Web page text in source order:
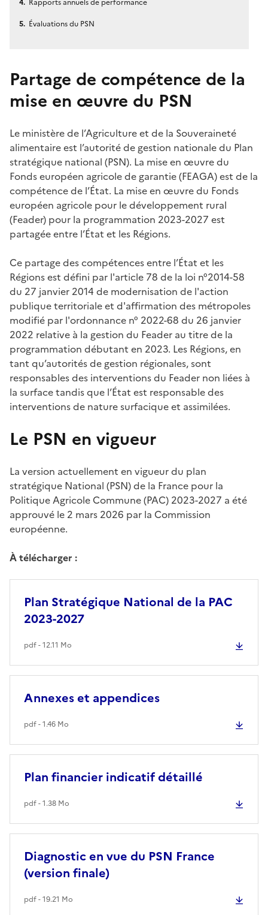
Évaluations du PSN
Partage de compétence de la
mise en œuvre du PSN
Le ministère de l’Agriculture et de la Souveraineté
alimentaire est l’autorité de gestion nationale du Plan
stratégique national (PSN). La mise en œuvre du
Fonds européen agricole de garantie (FEAGA)est de la
compétence de l’État. La mise en œuvre du Fonds
européen agricole pour le développement rural
(Feader) pour la programmation 2023-2027 est
partagée entre l’État et les Régions.
Ce partage des compétences entre l’État et les
Régions est défini par l'article 78 de la loi n°2014-58
du 27 janvier 2014 de modernisation de l'action
publique territoriale et d'affirmation des métropoles
modifié par l'ordonnance n° 2022-68 du 26 janvier
2022 relative à la gestion du Feader au titre de la
programmation débutant en 2023. Les Régions, en
tant qu’autorités de gestion régionales, sont
responsables des interventions du Feader non liées à
la surface tandis que l’État est responsable des
interventions de nature surfacique et assimilées.
Le PSN en vigueur
La version actuellement en vigueur du plan
stratégique National (PSN) de la France pour la
Politique Agricole Commune (PAC) 2023-2027 a été
approuvé le 2 mars 2026 par la Commission
européenne.
À télécharger :
Plan Stratégique National de la PAC
2023-2027
pdf - 12.11 Mo
Annexes et appendices
pdf - 1.46 Mo
Plan financier indicatif détaillé
pdf - 1.38 Mo
Diagnostic en vue du PSN France
(version finale)
pdf - 19.21 Mo